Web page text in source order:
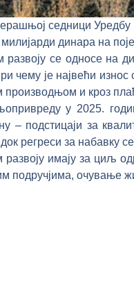
седници
динара на
се односе на
чему је највећи
и кроз
у 2025.
– подстицаји за
регреси за набавку
имају за циљ
очување